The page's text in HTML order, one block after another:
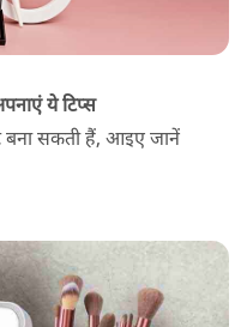
ये टिप्स
सकती हैं, आइए जानें